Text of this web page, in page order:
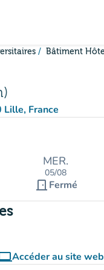
Bâtiment
France
Google Maps)
MER.
05/08
door_front Fermé
Accéder au site web
(nouvel